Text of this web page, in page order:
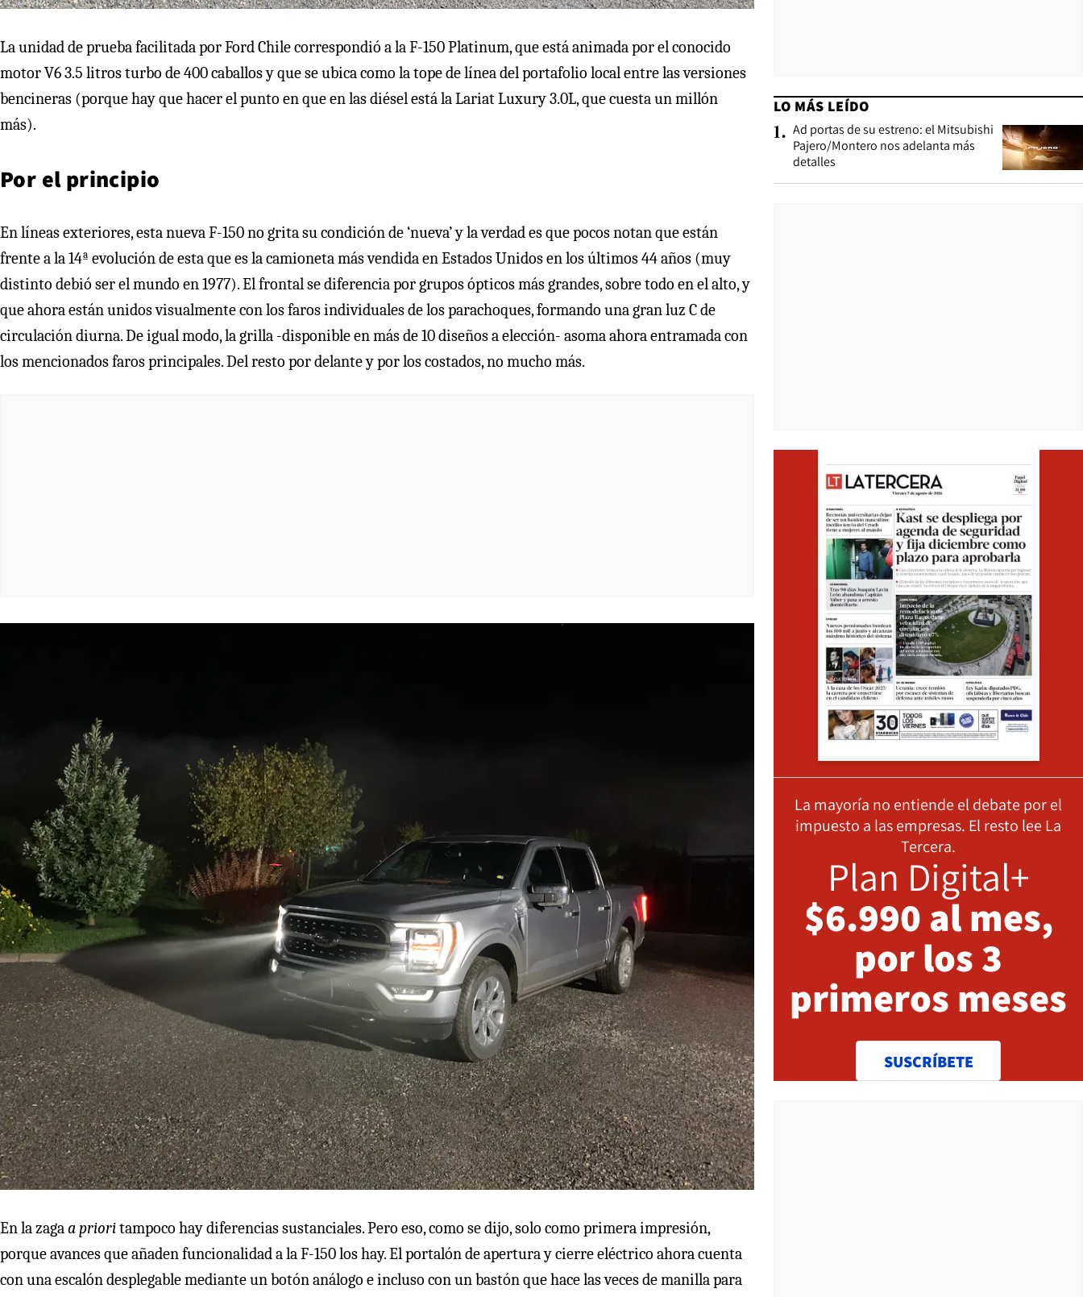
La unidad de prueba facilitada por Ford Chile correspondió a la F-150 Platinum, que está animada por el conocido
motor V6 3.5 litros turbo de 400 caballos y que se ubica como la tope de línea del portafolio local entre las versiones
bencineras (porque hay que hacer el punto en que en las diésel está la Lariat Luxury 3.0L, que cuesta un millón
más).
Por el principio
En líneas exteriores, esta nueva F-150 no grita su condición de ‘nueva’ y la verdad es que pocos notan que están
frente a la 14ª evolución de esta que es la camioneta más vendida en Estados Unidos en los últimos 44 años (muy
distinto debió ser el mundo en 1977). El frontal se diferencia por grupos ópticos más grandes, sobre todo en el alto, y
que ahora están unidos visualmente con los faros individuales de los parachoques, formando una gran luz C de
circulación diurna. De igual modo, la grilla -disponible en más de 10 diseños a elección- asoma ahora entramada con
los mencionados faros principales. Del resto por delante y por los costados, no mucho más.
En la zaga a prioritampoco hay diferencias sustanciales. Pero eso, como se dijo, solo como primera impresión,
porque avances que añaden funcionalidad a la F-150 los hay. El portalón de apertura y cierre eléctrico ahora cuenta
con una escalón desplegable mediante un botón análogo e incluso con un bastón que hace las veces de manilla para
LO MÁS LEÍDO
1. Ad portas de su estreno: el Mitsubishi
Pajero/Montero nos adelanta más
detalles
La mayoría no entiende el debate por el
impuesto a las empresas. El resto lee La
Tercera.
Plan Digital+
$6.990 al mes,
por los 3
primeros meses
SUSCRÍBETE